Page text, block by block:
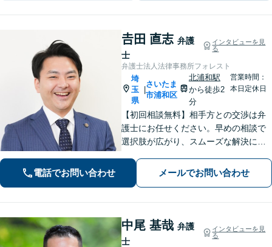
𠮷田 直志 弁護
士
インタビューを見
る
弁護士法人法律事務所フォレスト
埼
玉
県
さいたま
市浦和区
北浦和駅
から徒歩2
分
営業時間：
本日定休日
【初回相談無料】相手方との交渉は弁
護士にお任せください。早めの相談で
選択肢が広がり、スムーズな解決につ
豊富】【示談成功・不起訴獲得の実績
豊富】あなたの権利を守り、最善の結
電話でお問い合わせ メールでお問い合わせ
中尾 基哉 弁護
士
インタビューを見
る